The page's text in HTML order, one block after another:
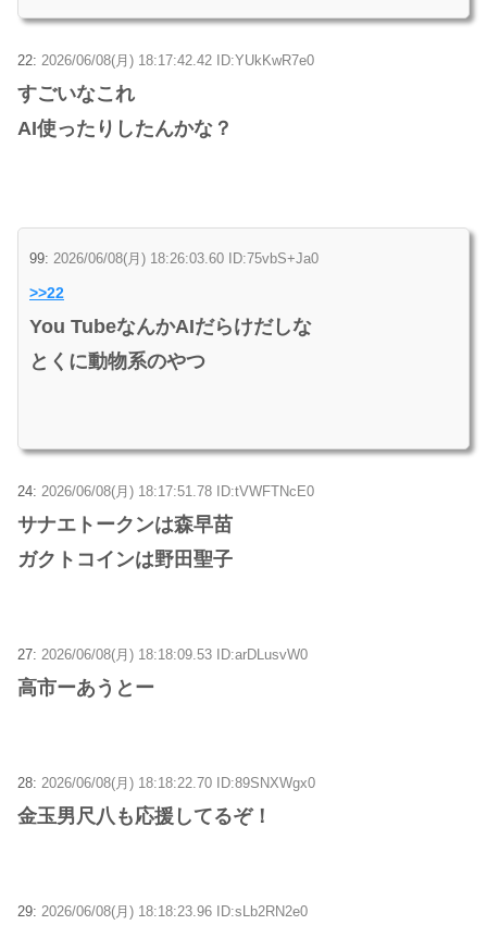
22: 2026/06/08(月) 18:17:42.42 ID:YUkKwR7e0
すごいなこれ
AI使ったりしたんかな？
99: 2026/06/08(月) 18:26:03.60 ID:75vbS+Ja0
>>22
You TubeなんかAIだらけだしな
とくに動物系のやつ
24: 2026/06/08(月) 18:17:51.78 ID:tVWFTNcE0
サナエトークンは森早苗
ガクトコインは野田聖子
27: 2026/06/08(月) 18:18:09.53 ID:arDLusvW0
高市ーあうとー
28: 2026/06/08(月) 18:18:22.70 ID:89SNXWgx0
金玉男尺八も応援してるぞ！
29: 2026/06/08(月) 18:18:23.96 ID:sLb2RN2e0